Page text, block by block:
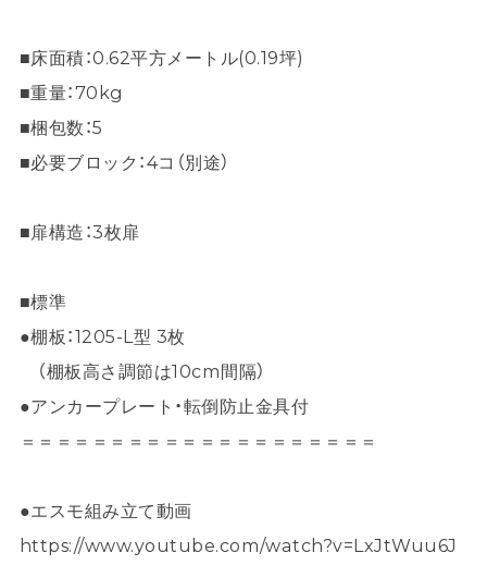
■床面積：0.62平方メートル(0.19坪)
■重量：70kg
■梱包数：5
■必要ブロック：4コ（別途）
■扉構造：3枚扉
■標準
●棚板：1205-L型 3枚
（棚板高さ調節は10cm間隔）
●アンカープレート・転倒防止金具付
＝＝＝＝＝＝＝＝＝＝＝＝＝＝＝＝＝＝＝＝
●エスモ組み立て動画
https://www.youtube.com/watch?v=LxJtWuu6J